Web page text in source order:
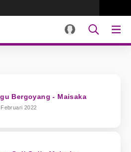
Bergoyang - Maisaka
2022